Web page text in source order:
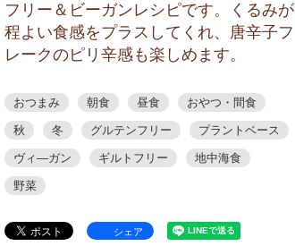
フリー＆ビーガンレシピです。くるみが
程よい食感をプラスしてくれ、唐辛子フ
レークのピリ辛感も楽しめます。
おつまみ 朝食 昼食 おやつ・間食
秋 冬 グルテンフリー プラントベース
ヴィ―ガン ギルトフリー 地中海食
野菜
シェア